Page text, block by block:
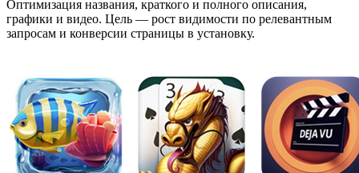
Оптимизация названия, краткого и полного описания,
графики и видео. Цель — рост видимости по релевантным
запросам и конверсии страницы в установку.